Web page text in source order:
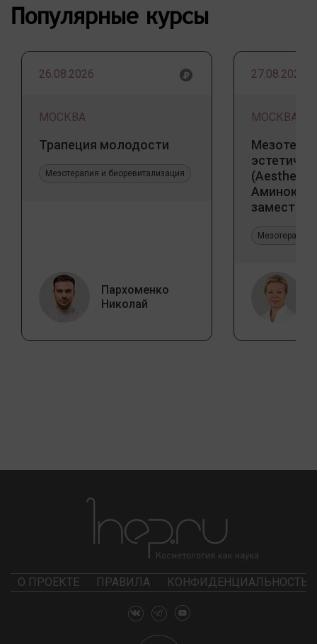
Популярные курсы
26.08.2026
МОСКВА
Трапеция молодости
Мезотерапия и биоревитализация
Пархоменко
Николай
27.08.2026
МОСКВА
(Aesthetic
Мезотерапия
О ПРОЕКТЕ ПРАВИЛА КОНФИДЕНЦИАЛЬНОСТЬ